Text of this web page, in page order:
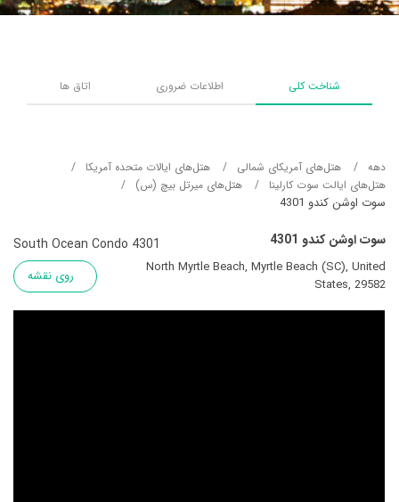
شناخت کلی اطلاعات ضروری اتاق ها
دهه هتل‌های آمریکای شمالی
هتل‌های ایالات متحده آمریکا
هتل‌های ایالت سوت کارلینا
هتل‌های میرتل بیچ (س)
سوت اوشن کندو 4301
سوت اوشن کندو 4301 South Ocean Condo 4301
North Myrtle Beach, Myrtle Beach (SC), United
States, 29582
روی نقشه